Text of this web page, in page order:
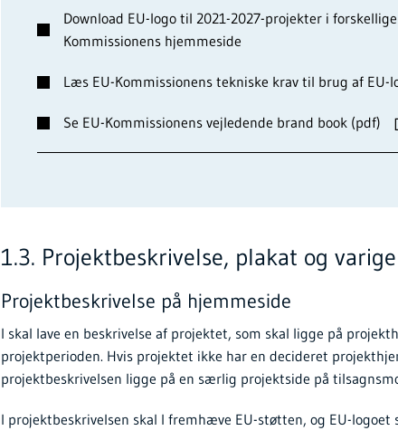
Download EU-logo til 2021-2027-projekter i
Kommissionens hjemmeside
Læs EU-Kommissionens tekniske krav til brug af EU-
Se EU-Kommissionens vejledende brand book (pdf)
1.3. Projektbeskrivelse, plakat og
Projektbeskrivelse på hjemmeside
I skal lave en beskrivelse af projektet, som skal ligge på
projektperioden. Hvis projektet ikke har en decideret
projektbeskrivelsen ligge på en særlig projektside på
I projektbeskrivelsen skal I fremhæve EU-støtten, og EU-